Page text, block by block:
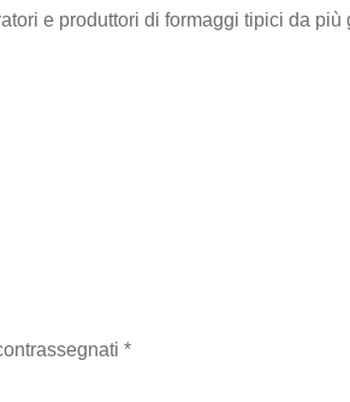
e produttori di formaggi tipici da
*